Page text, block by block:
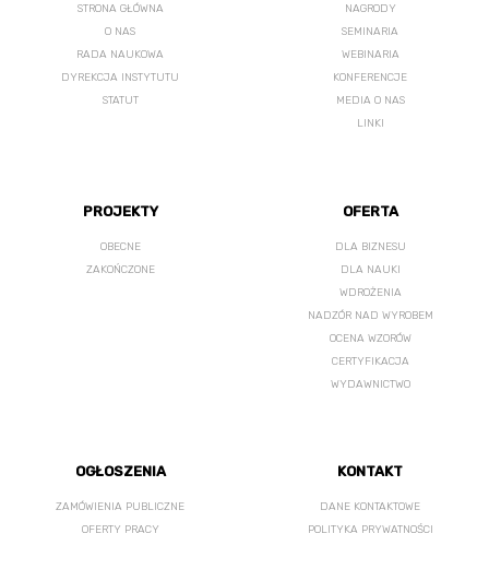
STRONA GŁÓWNA
O NAS
RADA NAUKOWA
DYREKCJA INSTYTUTU
STATUT
NAGRODY
SEMINARIA
WEBINARIA
KONFERENCJE
MEDIA O NAS
LINKI
PROJEKTY
OBECNE
ZAKOŃCZONE
OFERTA
DLA BIZNESU
DLA NAUKI
WDROŻENIA
NADZÓR NAD WYROBEM
OCENA WZORÓW
CERTYFIKACJA
WYDAWNICTWO
OGŁOSZENIA
ZAMÓWIENIA PUBLICZNE
OFERTY PRACY
KONTAKT
DANE KONTAKTOWE
POLITYKA PRYWATNOŚCI